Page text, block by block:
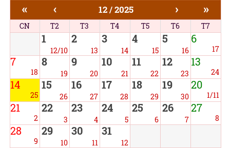
« ‹ 12 / 2025 › »
CN T2 T3 T4 T5 T6 T7
1
12/10
2
13
3
14
4
15
5
16
6
17
7
18
8
19
9
20
10
21
11
22
12
23
13
24
14
25
15
26
16
27
17
28
18
29
19
30
20
1/11
21
2
22
3
23
4
24
5
25
6
26
7
27
8
28
9
29
10
30
11
31
12